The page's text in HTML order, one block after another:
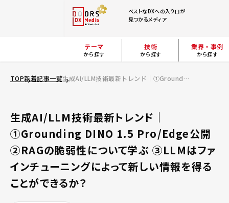
ベストなDXへの入り口が
見つかるメディア
テーマ
から探す
技術
から探す
業界・事例
から探す
TOP新着記事一覧 生成AI/LLM技術最新トレンド｜①Grounding DINO 1.5 Pro/Edge公開 ②RAGの脆弱性について学ぶ ③LLMはファインチューニングによって新しい情報を得ることができるか？
生成AI/LLM技術最新トレンド｜
①Grounding DINO 1.5 Pro/Edge公開
②RAGの脆弱性について学ぶ ③LLMはファ
インチューニングによって新しい情報を得る
ことができるか？